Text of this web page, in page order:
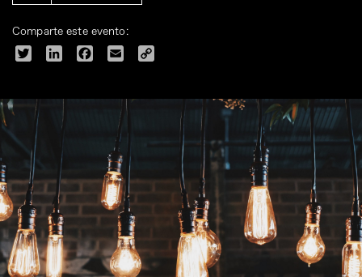
Comparte este evento:
Twitter LinkedInFacebook
Email